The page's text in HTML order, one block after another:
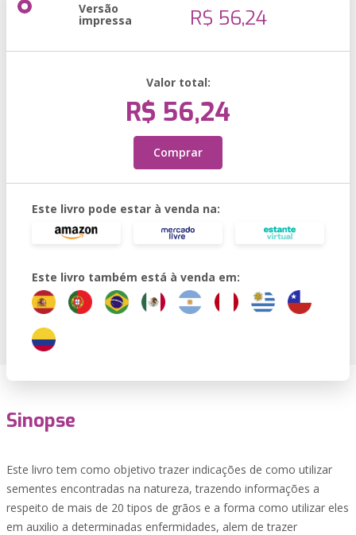
Versão
impressa R$ 56,24
Valor total:
R$ 56,24
Comprar
Este livro pode estar à venda na:
Este livro também está à venda em:
Sinopse
Este livro tem como objetivo trazer indicações de como utilizar
sementes encontradas na natureza, trazendo informações a
respeito de mais de 20 tipos de grãos e a forma como utilizar eles
em auxilio a determinadas enfermidades, alem de trazer